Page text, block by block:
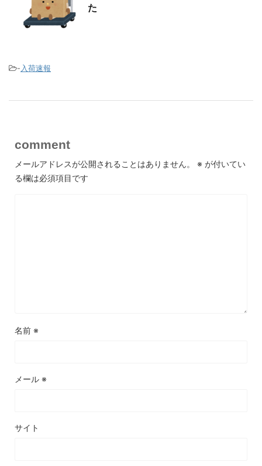
た
- 入荷速報
comment
メールアドレスが公開されることはありません。 ※ が付いてい
る欄は必須項目です
名前 ※
メール ※
サイト